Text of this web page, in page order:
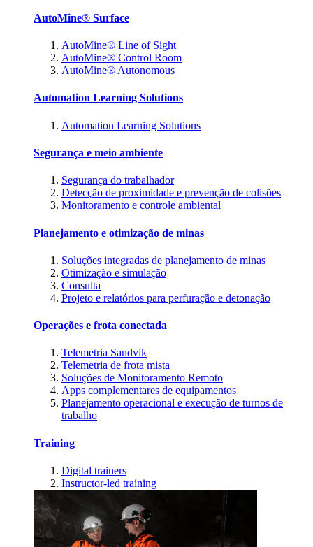
AutoMine® Surface
AutoMine® Line of Sight
AutoMine® Control Room
AutoMine® Autonomous
Automation Learning Solutions
Automation Learning Solutions
Segurança e meio ambiente
Segurança do trabalhador
Detecção de proximidade e prevenção de colisões
Monitoramento e controle ambiental
Planejamento e otimização de minas
Soluções integradas de planejamento de minas
Otimização e simulação
Consulta
Projeto e relatórios para perfuração e detonação
Operações e frota conectada
Telemetria Sandvik
Telemetria de frota mista
Soluções de Monitoramento Remoto
Apps complementares de equipamentos
Planejamento operacional e execução de turnos de
trabalho
Training
Digital trainers
Instructor-led training